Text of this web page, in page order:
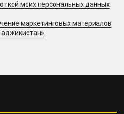
моих персональных данных
маркетинговых материалов
.